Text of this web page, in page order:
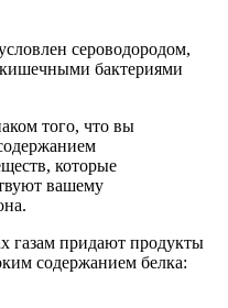
сероводородом,
бактериями
того, что вы
которые
вашему
газам придают продукты
содержанием белка: